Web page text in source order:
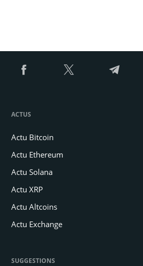
ACTUS
Actu Bitcoin
Actu Ethereum
Actu Solana
Actu XRP
Actu Altcoins
Actu Exchange
SUGGESTIONS